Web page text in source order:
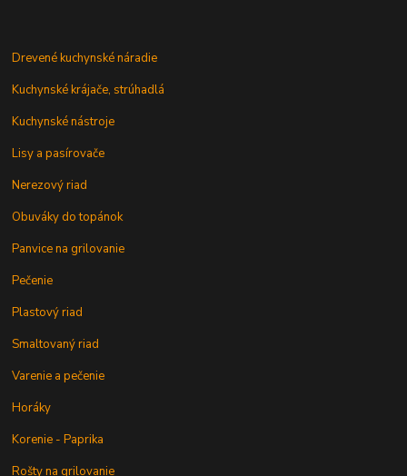
Drevené kuchynské náradie
Kuchynské krájače, strúhadlá
Kuchynské nástroje
Lisy a pasírovače
Nerezový riad
Obuváky do topánok
Panvice na grilovanie
Pečenie
Plastový riad
Smaltovaný riad
Varenie a pečenie
Horáky
Korenie - Paprika
Rošty na grilovanie